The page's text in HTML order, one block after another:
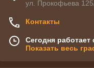
ул. Прокофьева
Контакты
Сегодня работает
Показать весь